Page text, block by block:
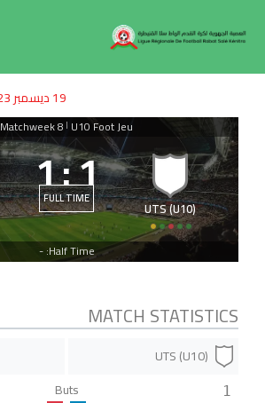
19 ديسمبر 2023
U10 Foot Jeu
|
Matchweek 8
UTS (U10)
1
:
1FULL TIME
Half Time: -
MATCH STATISTICS
UTS (U10)
1
Buts